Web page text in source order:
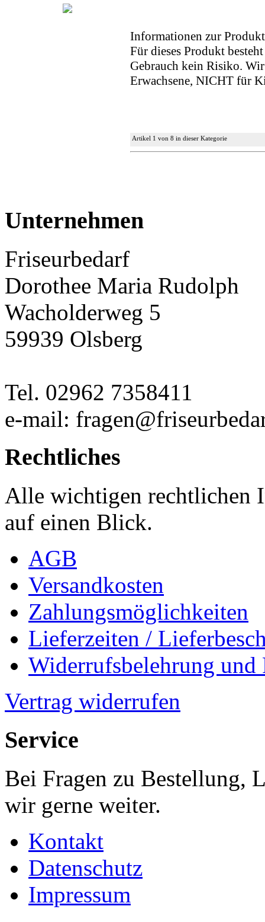
Informationen zur
Für dieses Produkt
Gebrauch kein Risiko.
Erwachsene, NICHT für
Artikel 1 von 8 in dieser Kategorie
Unternehmen
Friseurbedarf
Dorothee Maria Rudolph
Wacholderweg 5
59939 Olsberg
Tel. 02962 7358411
e-mail:
Rechtliches
Alle wichtigen rechtlichen
auf einen Blick.
AGB
Versandkosten
Zahlungsmöglichkeiten
Lieferzeiten /
Widerrufsbelehrung und
Vertrag widerrufen
Service
Bei Fragen zu Bestellung,
wir gerne weiter.
Kontakt
Datenschutz
Impressum